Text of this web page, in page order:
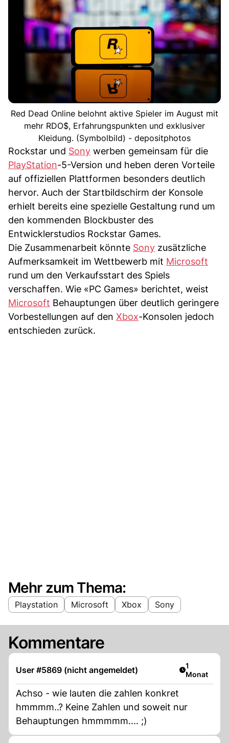
Red Dead Online belohnt aktive Spieler im August mit
mehr RDO$, Erfahrungspunkten und exklusiver
Kleidung. (Symbolbild) - depositphotos
Rockstar und Sony werben gemeinsam für die
PlayStation-5-Version und heben deren Vorteile
auf offiziellen Plattformen besonders deutlich
hervor. Auch der Startbildschirm der Konsole
erhielt bereits eine spezielle Gestaltung rund um
den kommenden Blockbuster des
Entwicklerstudios Rockstar Games.
Die Zusammenarbeit könnte Sony zusätzliche
Aufmerksamkeit im Wettbewerb mit Microsoft
rund um den Verkaufsstart des Spiels
verschaffen. Wie «PC Games» berichtet, weist
Microsoft Behauptungen über deutlich geringere
Vorbestellungen auf den Xbox-Konsolen jedoch
entschieden zurück.
Mehr zum Thema:
Playstation Microsoft Xbox Sony
Kommentare
User #5869 (nicht angemeldet) Artikel
1
Monat
Achso - wie lauten die zahlen konkret
hmmmm..? Keine Zahlen und soweit nur
Behauptungen hmmmmm.... ;)